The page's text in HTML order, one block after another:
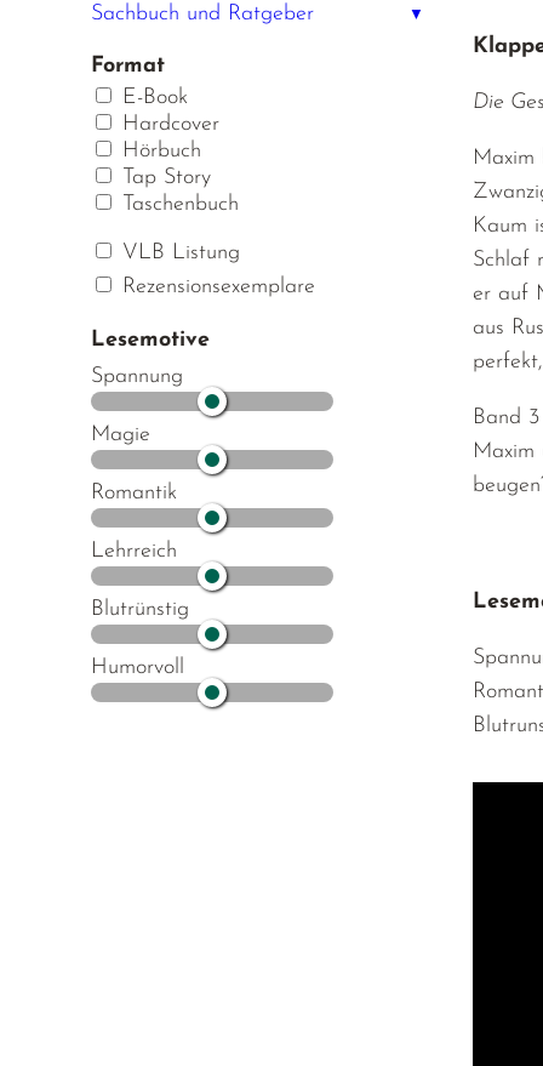
Sachbuch und Ratgeber ▼
Format
E-Book
Hardcover
Hörbuch
Tap Story
Taschenbuch
VLB Listung
Rezensionsexemplare
Lesemotive
Spannung
Magie
Romantik
Lehrreich
Blutrünstig
Humorvoll
Die
Maxim
Kaum
Schlaf
er auf
aus
Band
Maxim